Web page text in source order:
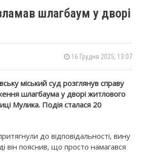
шлагбаум у дворі
16 Грудня 2025, 13:07
міський суд розглянув справу
шлагбаума у дворі житлового
Мулика. Подія сталася 20
до відповідальності, вину
він пояснив, що просто намагався